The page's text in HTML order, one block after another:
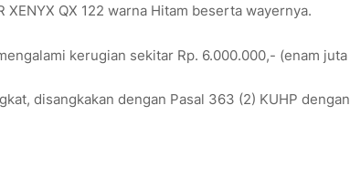
QX 122 warna Hitam beserta wayernya.
kerugian sekitar Rp. 6.000.000,- (enam juta
disangkakan dengan Pasal 363 (2) KUHP dengan